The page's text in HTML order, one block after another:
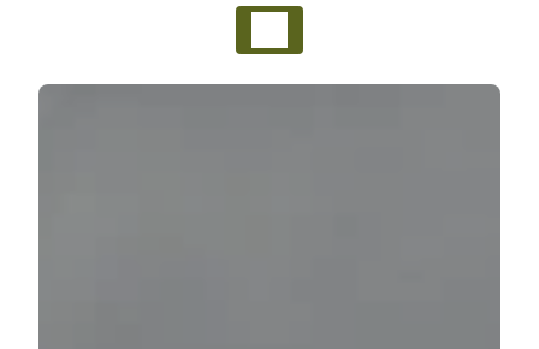
Panneau de gestion des cookies